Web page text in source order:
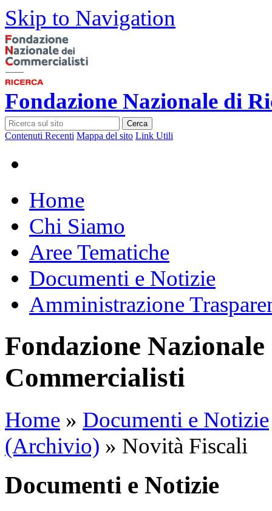
Skip to Navigation
Fondazione Nazionale di
Cerca
Contenuti Recenti Mappa del sito Link Utili
Home
Chi Siamo
Aree Tematiche
Documenti e Notizie
Amministrazione
Fondazione
Commercialisti
Home » Documenti e Notizie
(Archivio) » Novità Fiscali
Documenti e Notizie